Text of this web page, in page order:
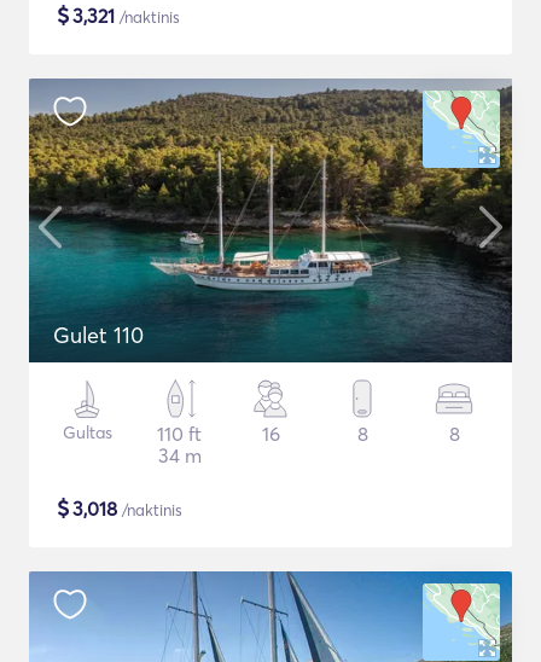
$3,321 /naktinis
Gulet 110
Gultas
110 ft
34 m
16 8 8
$3,018 /naktinis